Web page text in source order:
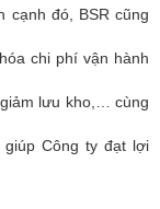
cạnh đó, BSR cũng
chi phí vận hành
lưu kho,… cùng
Công ty đạt lợi